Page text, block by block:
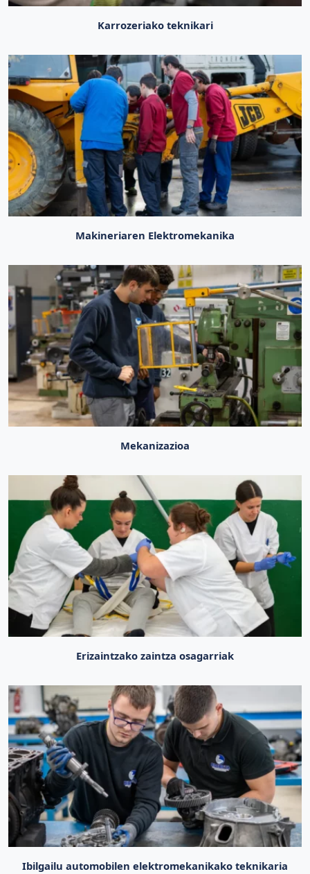
Karrozeriako teknikari
Makineriaren Elektromekanika
Mekanizazioa
Erizaintzako zaintza osagarriak
Ibilgailu automobilen elektromekanikako teknikaria